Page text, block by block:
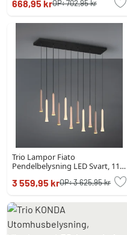
668,95 krOP:702,95 kr
Trio Lampor Fiato
Pendelbelysning LED Svart, 11-
3 559,95 krOP:3 625,95 kr